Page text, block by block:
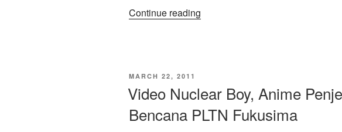
Beat
Continue reading
Tempur
Jatuh
Jadi
POSTED
MARCH 22, 2011
Video Nuclear Boy, Anime
Bencana PLTN Fukusima